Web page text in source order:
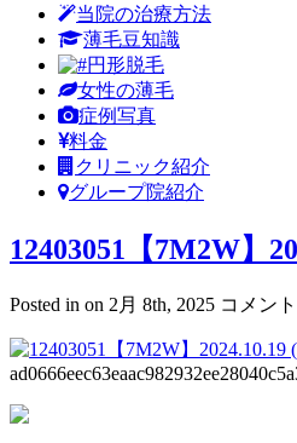
当院の治療方法
薄毛豆知識
円形脱毛
女性の薄毛
症例写真
料金
クリニック紹介
グループ院紹介
12403051【7M2W】
Posted in on 2月 8th, 2025
(31
は
コメン